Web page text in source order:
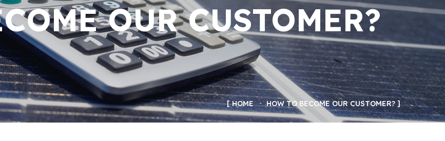
OUR CUSTOMER?
HOME HOW TO BECOME OUR CUSTOMER?